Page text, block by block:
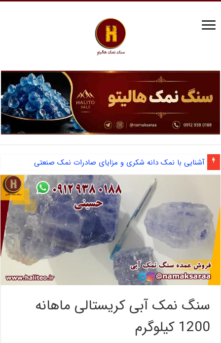
آشنایی با نمک دانه شکری و مزایای صادرات نمک صنعتی
مرکز فروش نمک سختی گیر دیگ بخار و احیای رزین
سنگ نمک آبی کریستالی ماهانه
1200 کیلوگرم